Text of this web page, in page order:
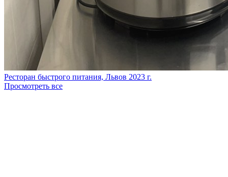
Ресторан быстрого питания, Львов 2023 г.
Просмотреть все